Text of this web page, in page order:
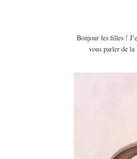
Bonjour les filles !
vous parler de